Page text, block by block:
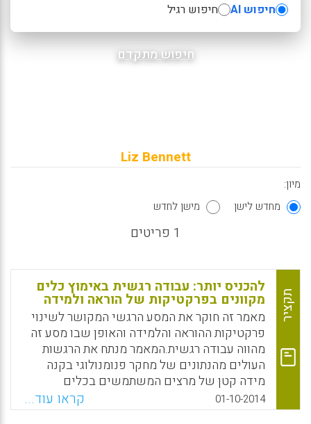
חיפוש AI חיפוש רגיל
חיפוש מתקדם
Liz Bennett
מיון:
מחדש לישן
מישן לחדש
1 פריטים
תקציר
להכניס יותר: עבודה רגשית באימוץ כלים
מקוונים בפרקטיקות של הוראה ולמידה
מאמר זה חוקר את המסע הרגשי המקושר לשינוי
פרקטיקות ההוראה והלמידה והאופן שבו מסע זה
מהווה עבודה רגשית.המאמר מנתח את הרגשות
העולים מהנתונים של מחקר פנומנולוגי בקנה
מידה קטן של מרצים המשתמשים בכלים
טכנולוגיים בפרקטיקות ההוראה, הלמידה
וההערכה שלהם במוסד להשכלה גבוהה.הדיון
01-10-2014 קראו עוד...